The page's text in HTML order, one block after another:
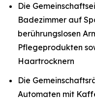
Die
Badezimmer auf
berührungslosen
Pflegeprodukten
Haartrocknern
Die
Automaten mit